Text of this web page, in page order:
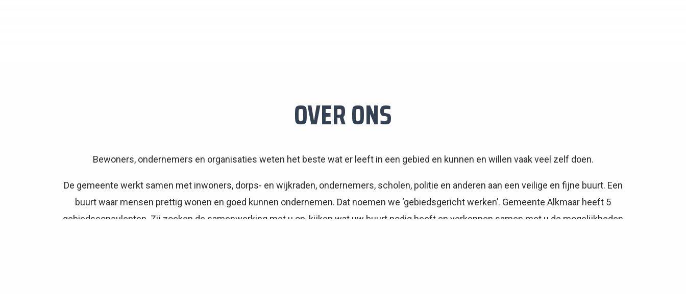
OVER ONS
Bewoners, ondernemers en organisaties weten het beste wat er leeft in een gebied en kunnen en willen vaak veel zelf doen.
De gemeente werkt samen met inwoners, dorps- en wijkraden, ondernemers, scholen, politie en anderen aan een veilige en fijne buurt. Een
buurt waar mensen prettig wonen en goed kunnen ondernemen. Dat noemen we ‘gebiedsgericht werken’. Gemeente Alkmaar heeft 5
gebiedsconsulenten. Zij zoeken de samenwerking met u op, kijken wat uw buurt nodig heeft en verkennen samen met u de mogelijkheden